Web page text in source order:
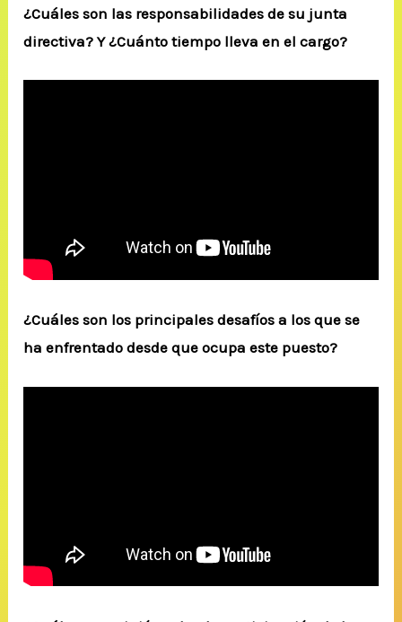
¿Cuáles son las responsabilidades de su junta
directiva? Y ¿Cuánto tiempo lleva en el cargo?
¿Cuáles son los principales desafíos a los que se
ha enfrentado desde que ocupa este puesto?